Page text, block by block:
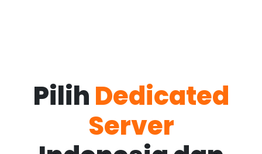
Pilih Dedicated
Server